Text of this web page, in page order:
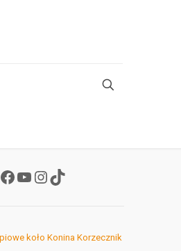
Facebook
YouTube
Instagram
TikTok